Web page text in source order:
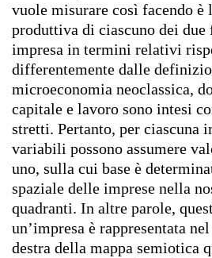
vuole misurare così facendo è
produttiva di ciascuno dei
impresa in termini relativi
differentemente dalle
microeconomia neoclassica,
capitale e lavoro sono intesi
stretti. Pertanto, per ciascuna
variabili possono assumere
uno, sulla cui base è
spaziale delle imprese nella
quadranti. In altre parole,
un’impresa è rappresentata
destra della mappa semiotica